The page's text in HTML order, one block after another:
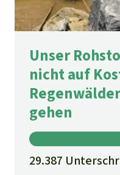
Unser
nicht auf
gehen
29.387